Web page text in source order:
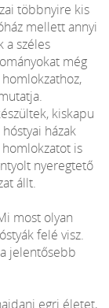
többnyire kis
mellett annyi
a széles
még
kiskapu
házak
is
nyeregtető
állt.
most olyan
felé visz.
jelentősebb
egri életet,